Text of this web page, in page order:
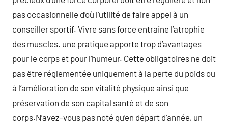
pas occasionnelle d’où l’utilité de faire appel à un
conseiller sportif. Vivre sans force entraine l’atrophie
des muscles. une pratique apporte trop d’avantages
pour le corps et pour l’humeur. Cette obligatoires ne doit
pas être réglementée uniquement à la perte du poids ou
à l’amélioration de son vitalité physique ainsi que
préservation de son capital santé et de son
corps.N’avez-vous pas noté qu’en départ d’année, un